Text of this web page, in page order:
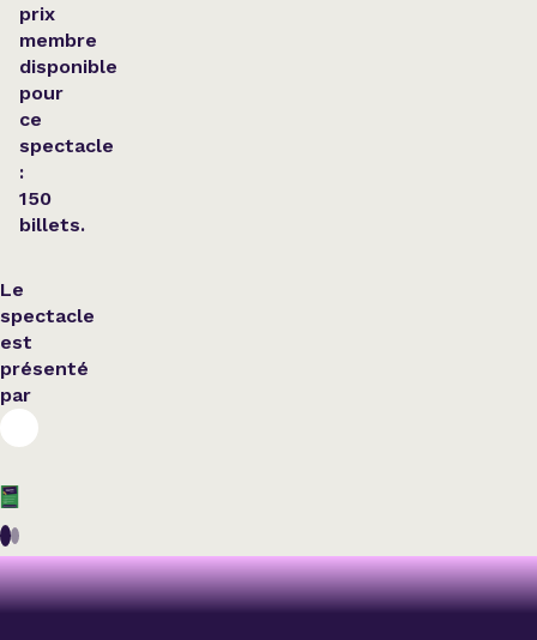
prix
membre
disponible
pour
ce
spectacle
:
150
billets.
Le
spectacle
est
présenté
par
VariétéHommage
VariétéHommage